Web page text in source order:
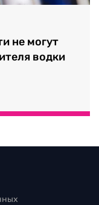
не могут
водки